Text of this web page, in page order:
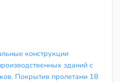
конструкции
зданий с
Покрытия пролетами 18